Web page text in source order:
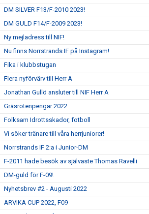
DM SILVER F13/F-2010 2023!
DM GULD F14/F-2009 2023!
Ny mejladress till NIF!
Nu finns Norrstrands IF på Instagram!
Fika i klubbstugan
Flera nyförvärv till Herr A
Jonathan Gullö ansluter till NIF Herr A
Gräsrotenpengar 2022
Folksam Idrottsskador, fotboll
Vi söker tränare till våra herrjuniorer!
Norrstrands IF 2:a i Junior-DM
F-2011 hade besök av självaste Thomas Ravelli
DM-guld för F-09!
Nyhetsbrev #2 - Augusti 2022
ARVIKA CUP 2022, F09